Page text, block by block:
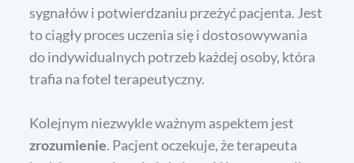
sygnałów i potwierdzaniu przeżyć pacjenta. Jest
to ciągły proces uczenia się i dostosowywania
do indywidualnych potrzeb każdej osoby, która
trafia na fotel terapeutyczny.
Kolejnym niezwykle ważnym aspektem jest
zrozumienie. Pacjent oczekuje, że terapeuta